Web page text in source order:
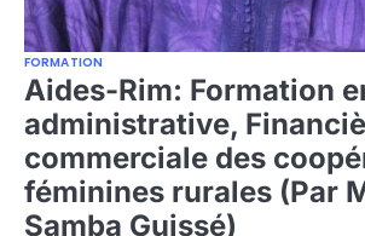
FORMATION
Aides-Rim: Formation
administrative,
commerciale des
féminines rurales (Par
Samba Guissé)